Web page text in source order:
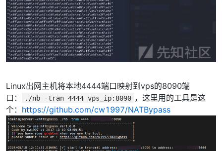
Linux出网主机将本地4444端口映射到vps的8090端
口：
./nb -tran 4444 vps_ip:8090 ，这里用的工具是这
个： https://github.com/cw1997/NATBypass